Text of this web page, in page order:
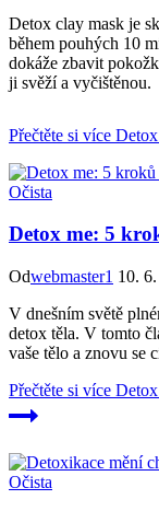
Detox clay mask je
během pouhých 10
dokáže zbavit
ji svěží a vyčištěnou.
Přečtěte si více
Očista
Detox me: 5
Odwebmaster1 10.
V dnešním světě
detox těla. V tomto
vaše tělo a znovu se
Přečtěte si více
Očista